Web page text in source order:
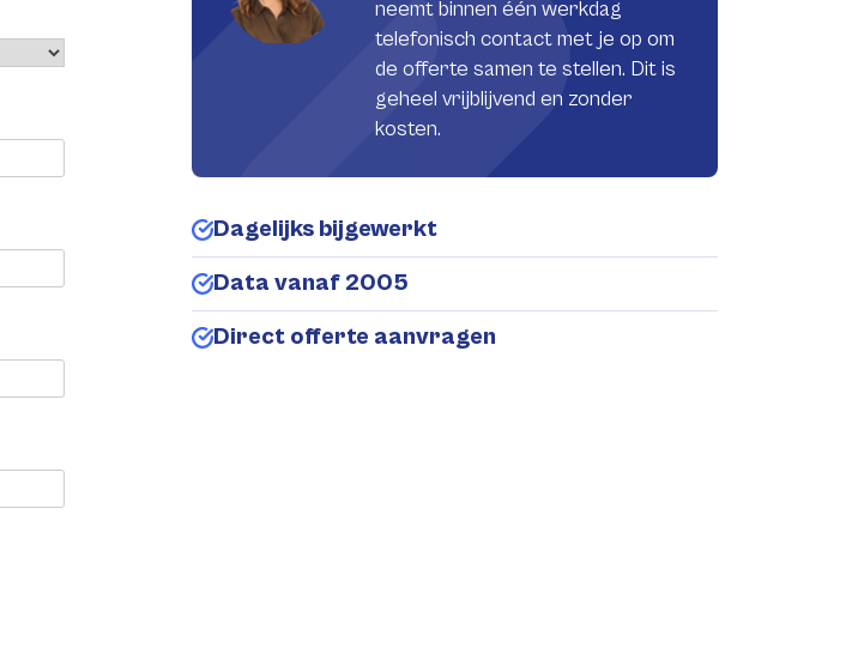
neemt binnen één werkdag
telefonisch contact met je op om
de offerte samen te stellen. Dit is
geheel vrijblijvend en zonder
kosten.
Dagelijks bijgewerkt
Data vanaf 2005
Direct offerte aanvragen